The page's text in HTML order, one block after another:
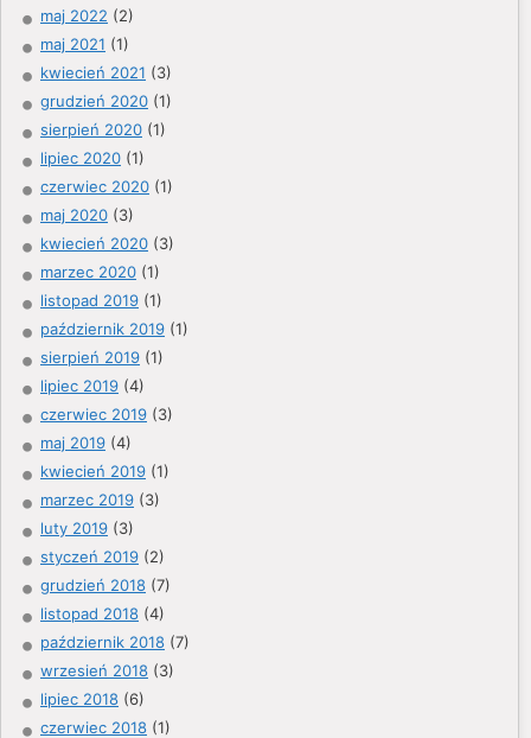
maj 2022 (2)
maj 2021 (1)
kwiecień 2021 (3)
grudzień 2020 (1)
sierpień 2020 (1)
lipiec 2020 (1)
czerwiec 2020 (1)
maj 2020 (3)
kwiecień 2020 (3)
marzec 2020 (1)
listopad 2019 (1)
październik 2019 (1)
sierpień 2019 (1)
lipiec 2019 (4)
czerwiec 2019 (3)
maj 2019 (4)
kwiecień 2019 (1)
marzec 2019 (3)
luty 2019 (3)
styczeń 2019 (2)
grudzień 2018 (7)
listopad 2018 (4)
październik 2018 (7)
wrzesień 2018 (3)
lipiec 2018 (6)
czerwiec 2018 (1)